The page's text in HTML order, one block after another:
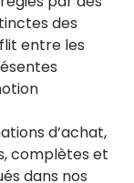
des
entre les
d’achat,
complètes et
dans nos